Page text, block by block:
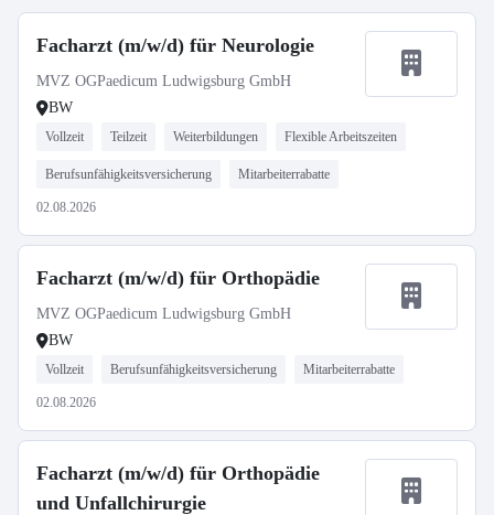
Facharzt (m/w/d) für Neurologie
MVZ OGPaedicum Ludwigsburg GmbH
BW
Vollzeit Teilzeit Weiterbildungen Flexible Arbeitszeiten
Berufsunfähigkeitsversicherung Mitarbeiterrabatte
02.08.2026
Facharzt (m/w/d) für Orthopädie
MVZ OGPaedicum Ludwigsburg GmbH
BW
Vollzeit Berufsunfähigkeitsversicherung Mitarbeiterrabatte
02.08.2026
Facharzt (m/w/d) für Orthopädie
und Unfallchirurgie